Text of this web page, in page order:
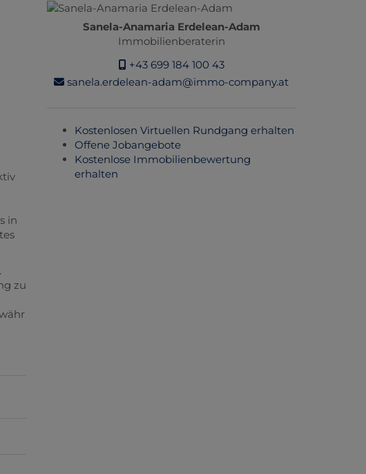
in
zu
Sanela-Anamaria Erdelean-Adam
Immobilienberaterin
+43 699 184 100 43
sanela.erdelean-adam@immo-company.at
Kostenlosen Virtuellen Rundgang erhalten
Offene Jobangebote
Kostenlose Immobilienbewertung
erhalten